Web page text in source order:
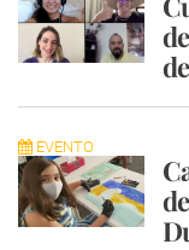
EVENTO